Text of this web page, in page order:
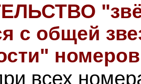
с общей
всех